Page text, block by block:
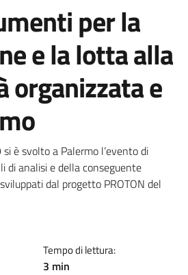
per la
e la lotta alla
organizzata e
notizia
è svolto a Palermo l’evento di
di analisi e della conseguente
dal progetto PROTON del
Tempo di lettura:
3 min